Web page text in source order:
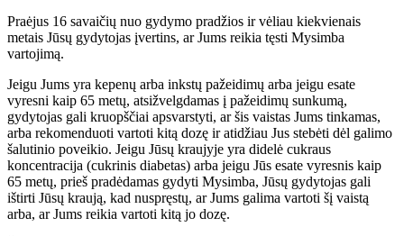
Praėjus 16 savaičių nuo gydymo pradžios ir vėliau kiekvienais
metais Jūsų gydytojas įvertins, ar Jums reikia tęsti Mysimba
vartojimą.
Jeigu Jums yra kepenų arba inkstų pažeidimų arba jeigu esate
vyresni kaip 65 metų, atsižvelgdamas į pažeidimų sunkumą,
gydytojas gali kruopščiai apsvarstyti, ar šis vaistas Jums tinkamas,
arba rekomenduoti vartoti kitą dozę ir atidžiau Jus stebėti dėl galimo
šalutinio poveikio. Jeigu Jūsų kraujyje yra didelė cukraus
koncentracija (cukrinis diabetas) arba jeigu Jūs esate vyresnis kaip
65 metų, prieš pradėdamas gydyti Mysimba, Jūsų gydytojas gali
ištirti Jūsų kraują, kad nuspręstų, ar Jums galima vartoti šį vaistą
arba, ar Jums reikia vartoti kitą jo dozę.